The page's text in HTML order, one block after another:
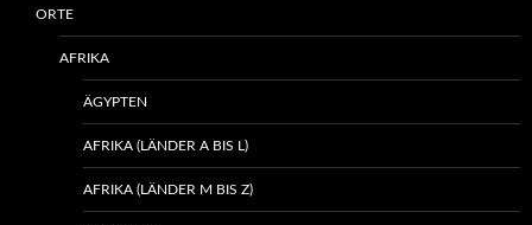
ORTE
AFRIKA
ÄGYPTEN
AFRIKA (LÄNDER A BIS L)
AFRIKA (LÄNDER M BIS Z)